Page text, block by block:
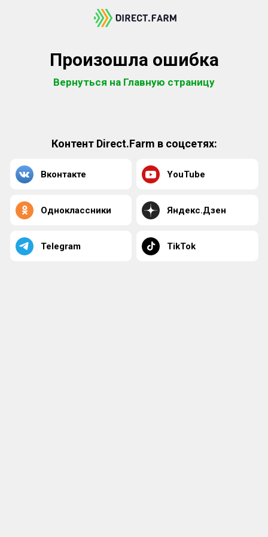
Произошла ошибка
Вернуться на Главную страницу
Контент Direct.Farm в соцсетях:
Вконтакте YouTube
Одноклассники Яндекс.Дзен
Telegram TikTok